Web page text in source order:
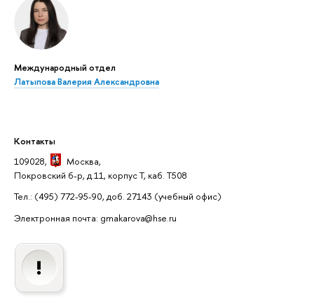
Международный отдел
Латыпова Валерия Александровна
Контакты
109028,
Москва,
Покровский б-р, д.11, корпус Т, каб. Т508
Тел.: (495) 772-95-90, доб. 27143 (учебный офис)
Электронная почта: gmakarova@hse.ru